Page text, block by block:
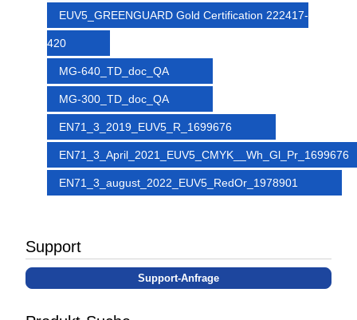
EUV5_GREENGUARD Gold Certification 222417-
420
MG-640_TD_doc_QA
MG-300_TD_doc_QA
EN71_3_2019_EUV5_R_1699676
EN71_3_April_2021_EUV5_CMYK__Wh_Gl_Pr_1699676
EN71_3_august_2022_EUV5_RedOr_1978901
Support
Support-Anfrage